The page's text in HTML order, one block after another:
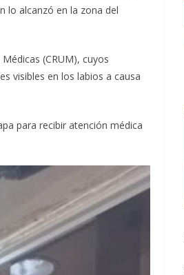
lo alcanzó en la zona del
(CRUM), cuyos
visibles en los labios a causa
para recibir atención médica